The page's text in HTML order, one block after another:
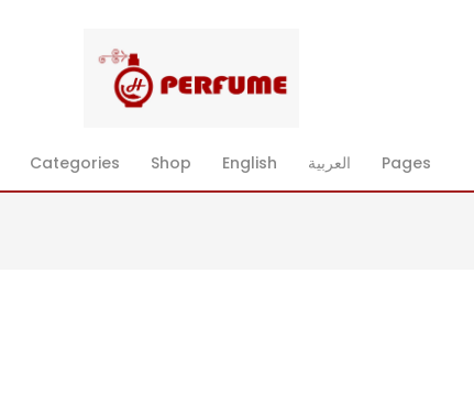
Categories Shop English العربية Pages